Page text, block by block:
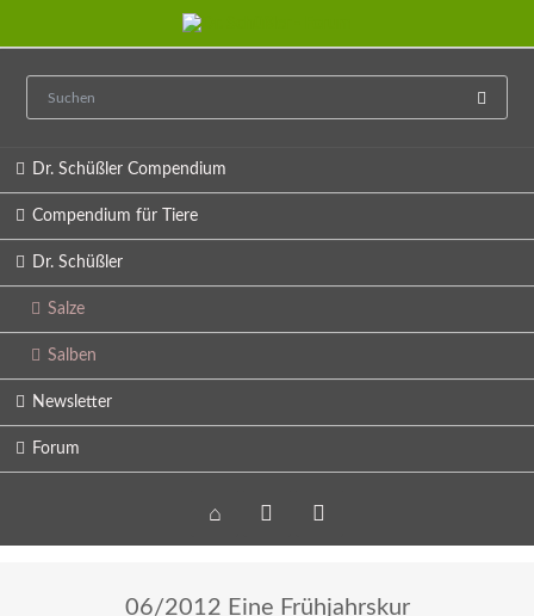
Dr. Schüßler Compendium
Compendium für Tiere
Dr. Schüßler
Salze
Salben
Newsletter
Forum
Home Veranstaltungen
Newsletter
06/2012 Eine Frühjahrskur